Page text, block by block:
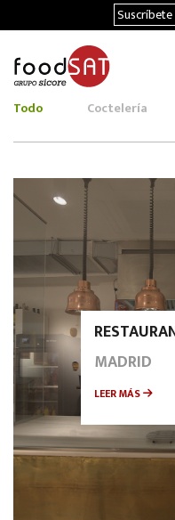
Todo Coctelería
MADRID
LEER MÁS